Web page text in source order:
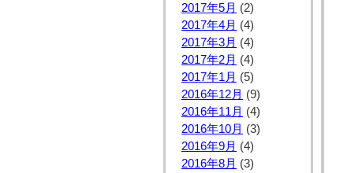
2017年5月 (2)
2017年4月 (4)
2017年3月 (4)
2017年2月 (4)
2017年1月 (5)
2016年12月 (9)
2016年11月 (4)
2016年10月 (3)
2016年9月 (4)
2016年8月 (3)